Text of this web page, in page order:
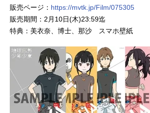
販売ページ： https://mvtk.jp/Film/075305
販売期間：2月10日(木)23:59迄
特典：美衣奈、博士、那沙 スマホ壁紙